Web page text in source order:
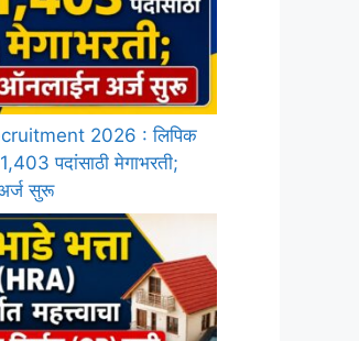
2026 : लिपिक
पदांसाठी मेगाभरती;
सुरू